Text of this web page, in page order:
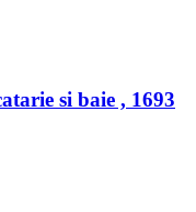
si baie , 1693